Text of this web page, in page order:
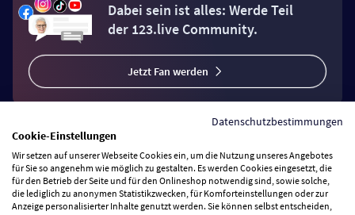
Dabei sein ist alles: Werde Teil
der 123.live Community.
Jetzt Fan werden
Vertrag widerrufen
Zahlungsarten
Datenschutzbestimmungen
Cookie-Einstellungen
Wir setzen auf unserer Webseite Cookies ein, um die Nutzung unseres Angebotes
für Sie so angenehm wie möglich zu gestalten. Es werden Cookies eingesetzt, die
für den Betrieb der Seite und für den Onlineshop notwendig sind, sowie solche,
die lediglich zu anonymen Statistikzwecken, für Komforteinstellungen oder zur
Anzeige personalisierter Inhalte genutzt werden. Sie können selbst entscheiden,